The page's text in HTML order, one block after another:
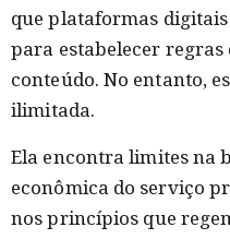
que plataformas
para estabelecer regras
conteúdo. No entanto,
ilimitada.
Ela encontra limites na
econômica do serviço
nos princípios que